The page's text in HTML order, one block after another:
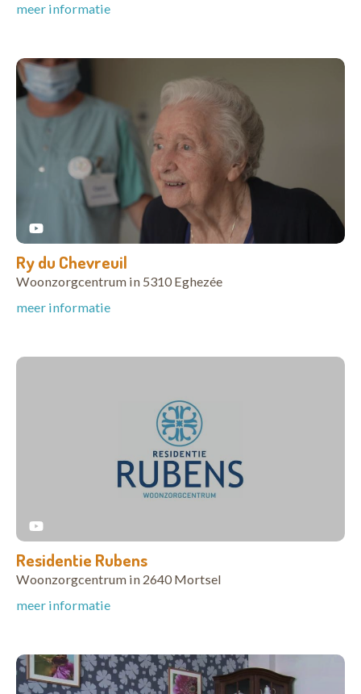
meer informatie
Ry du Chevreuil
Woonzorgcentrum in 5310 Eghezée
meer informatie
Residentie Rubens
Woonzorgcentrum in 2640 Mortsel
meer informatie